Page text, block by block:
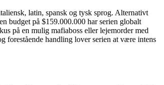
latin, spansk og tysk sprog. Alternativt
budget på $159.000.000 har serien globalt
på en mulig mafiaboss eller lejemorder med
forestående handling lover serien at være intens